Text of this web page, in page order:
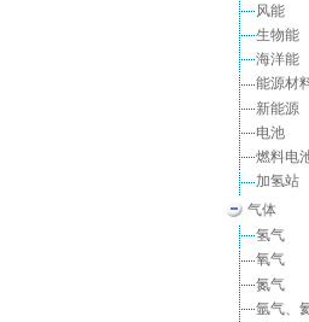
风能
生物能
海洋能
能源材
新能源
电池
燃料电
加氢站
气体
氢气
氧气
氮气
氩气、